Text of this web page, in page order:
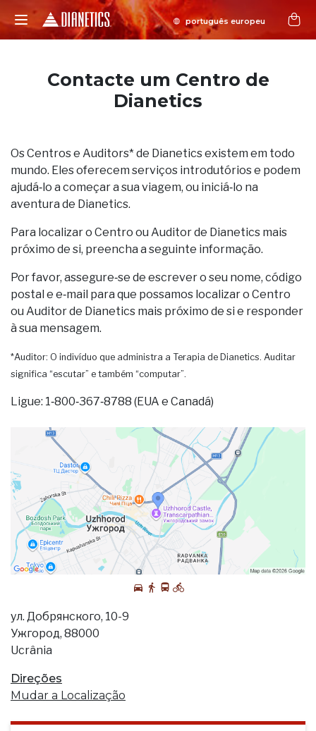
Contacte um Centro de
Dianetics
Os Centros e Auditors* de Dianetics existem em todo
mundo. Eles oferecem serviços introdutórios e podem
ajudá‑lo a começar a sua viagem, ou iniciá‑lo na
aventura de Dianetics.
Para localizar o Centro ou Auditor de Dianetics mais
próximo de si, preencha a seguinte informação.
Por favor, assegure‑se de escrever o seu nome, código
postal e e‑mail para que possamos localizar o Centro
ou Auditor de Dianetics mais próximo de si e responder
à sua mensagem.
*Auditor: O indivíduo que administra a Terapia de Dianetics. Auditar
significa “escutar” e também “computar”.
Ligue: 1‑800‑367‑8788 (EUA e Canadá)
ул. Добрянского, 10-9
Ужгород, 88000
Ucrânia
Direções
Mudar a Localização